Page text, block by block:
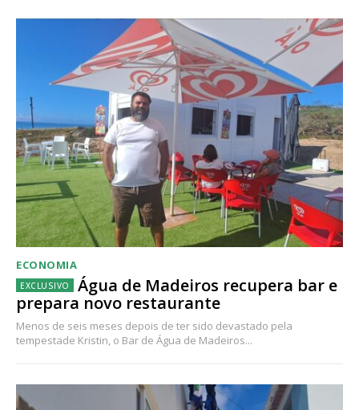
ECONOMIA
Água de Madeiros recupera bar e
prepara novo restaurante
Menos de seis meses depois de ter sido devastado pela
tempestade Kristin, o Bar de Água de Madeiros...